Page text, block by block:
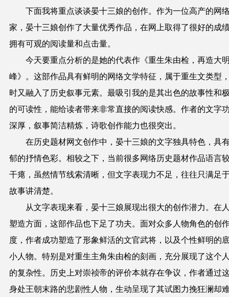
下面我将重点谈谈晏十三娘的创作。作为一位高产的网
家，晏十三娘创作了大量优秀作品，在网上取得了很好的成
拥有可观的阅读量和点击量。
今天要重点分析的是她的代表作《重生朱由检，再造大
峰》。这部作品具有鲜明的网络文学特征，属于重生文类型
时又融入了历史叙事元素。最吸引我的是其出色的故事性和
的可读性，能给读者带来非常直接的阅读快感。作者的文字
深厚，叙事简洁精炼，诗歌创作能力也很突出。
在历史题材网文创作中，晏十三娘的文字独具特色，具
郁的抒情色彩。相较之下，当前很多网络历史题材作品语言
干瘪，虽然情节线索清晰，但文字表现力不足，往往只满足
故事讲清楚。
从文字表现来看，晏十三娘展现出很大的创作潜力。在
塑造方面，这部作品也下足了功夫。面对众多人物角色的创
度，作者成功塑造了形象鲜活的文官武将，以及个性鲜明的
小人物。特别是对重生主角朱由检的刻画，充分展现了这个
的复杂性。历史上对崇祯帝的评价本就存在争议，作者通过
身处王朝末路的悲剧性人物，生动呈现了其试图力挽狂澜却